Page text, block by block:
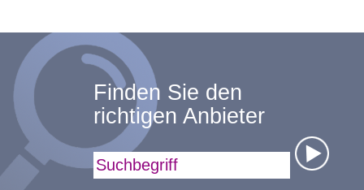
Finden Sie den
richtigen Anbieter
Suchbegriff